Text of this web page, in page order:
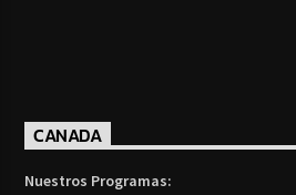
CANADA
Nuestros Programas: